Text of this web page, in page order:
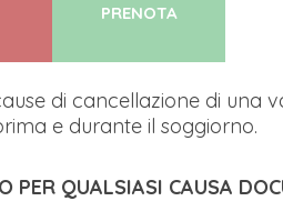
PRENOTA
di cancellazione di
e durante il soggiorno.
PER QUALSIASI CAUSA